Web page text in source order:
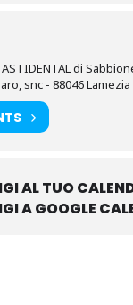
ASTIDENTAL di
snc - 88046
AL TUO
A GOOGLE